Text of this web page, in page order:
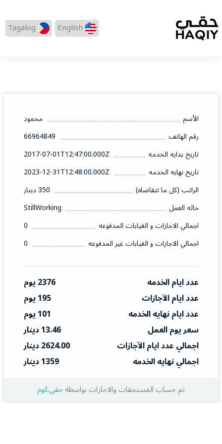
English
Tagalog
الأسم
محمود
رقم الهاتف
66964849
تاريخ بدايه الخدمه
2017-07-01T12:47:00.000Z
تاريخ نهايه الخدمه
2023-12-31T12:48:00.000Z
الراتب (كل ما تتقاضاه)
350 دينار
حاله العمل
StillWorking
اجمالي الاجازات و الغيابات المدفوعه
0
اجمالي الاجازات و الغيابات غير المدفوعه
0
عدد ايام الخدمه
2376 يوم
عدد ايام الآجازات
195 يوم
عدد ايام نهايه الخدمه
101 يوم
سعر يوم العمل
13.46 دينار
اجمالي عدد ايام الآجازات
2624.00 دينار
اجمالي نهايه الخدمه
1359 دينار
تم حساب المستحقات والاجارات بواسطةحقي.كوم